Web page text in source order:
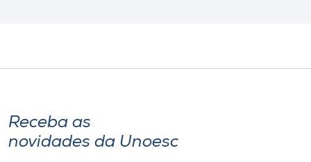
Receba as
novidades da Unoesc